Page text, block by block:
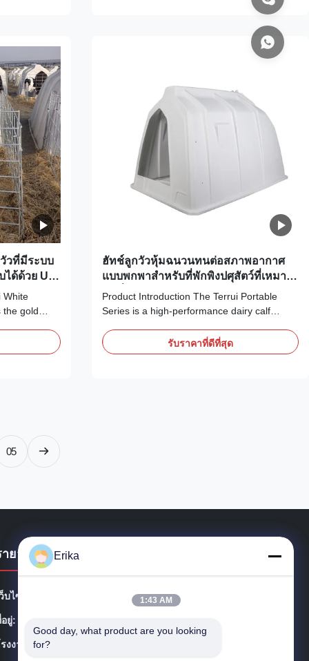
environment for young calves. Made from
วที่มีระบบ
ด้ด้วย UV
White
the gold
ฮัทช์ลูกวัวหุ้มฉนวนทนต่อสภาพอากาศ
แบบพกพาสำหรับที่พักพิงปศุสัตว์ที่เหมาะ
สมที่สุด
Product Introduction The Terrui Portable
Series is a high-performance dairy calf
dynamic needs of modern livestock farms.
These dairy calf hutches provide a healthy,
รับราคาที่ดีที่สุด
05
ายละเอียดการติดต่อ
บไซต์: shanghaiterrui.com
ยู่:
งงาน:
Erika
1:43 AM
Good day, what product are you looking
for?